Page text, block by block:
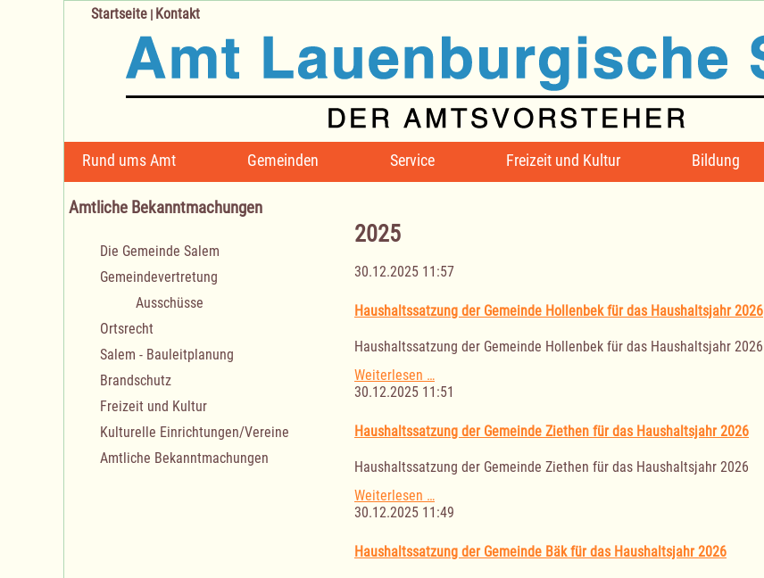
Navigation
überspringen
Rund ums Amt Gemeinden Service Freizeit und Kultur Bildung
Startseite | Kontakt
2025
30.12.2025 11:57
Haushaltssatzung der Gemeinde Hollenbek für das Haushaltsjahr 2026
Haushaltssatzung der Gemeinde Hollenbek für das Haushaltsjahr 2026
Weiterlesen …Haushaltssatzung
der
Hollenbek
für
Haushaltsjahr
30.12.2025 11:51
Haushaltssatzung der Gemeinde Ziethen für das Haushaltsjahr 2026
Haushaltssatzung der Gemeinde Ziethen für das Haushaltsjahr 2026
Weiterlesen …Haushaltssatzung
der
Ziethen
für
30.12.2025 11:49
Haushaltssatzung der Gemeinde Bäk für das Haushaltsjahr 2026
Amtliche Bekanntmachungen
Navigation
überspringen
Die Gemeinde Salem
Gemeindevertretung
Ausschüsse
Ortsrecht
Salem - Bauleitplanung
Brandschutz
Freizeit und Kultur
Kulturelle Einrichtungen/Vereine
Amtliche Bekanntmachungen